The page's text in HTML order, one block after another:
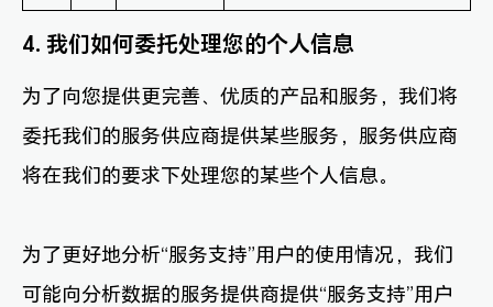
4. 我们如何委托处理您的个人信息
为了向您提供更完善、优质的产品和服务，我们将
委托我们的服务供应商提供某些服务，服务供应商
将在我们的要求下处理您的某些个人信息。
为了更好地分析“服务支持”用户的使用情况，我们
可能向分析数据的服务提供商提供“服务支持”用户